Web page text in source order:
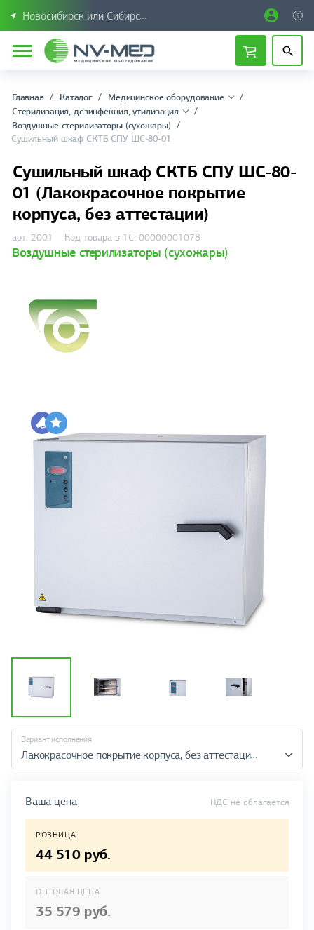
Новосибирск или Сибирский федеральный округ
Главная Каталог
Медицинское оборудование
Стерилизация, дезинфекция, утилизация
Воздушные стерилизаторы (сухожары)
Сушильный шкаф СКТБ СПУ ШС-80-01
Сушильный шкаф СКТБ СПУ ШС-80-
01 (Лакокрасочное покрытие
корпуса, без аттестации)
арт. 2001 Код товара в 1С: 00000001078
Воздушные стерилизаторы (сухожары)
Вариант исполнения
Ваша цена НДС не облагается
РОЗНИЦА
44 510 руб.
ОПТОВАЯ ЦЕНА
35 579 руб.